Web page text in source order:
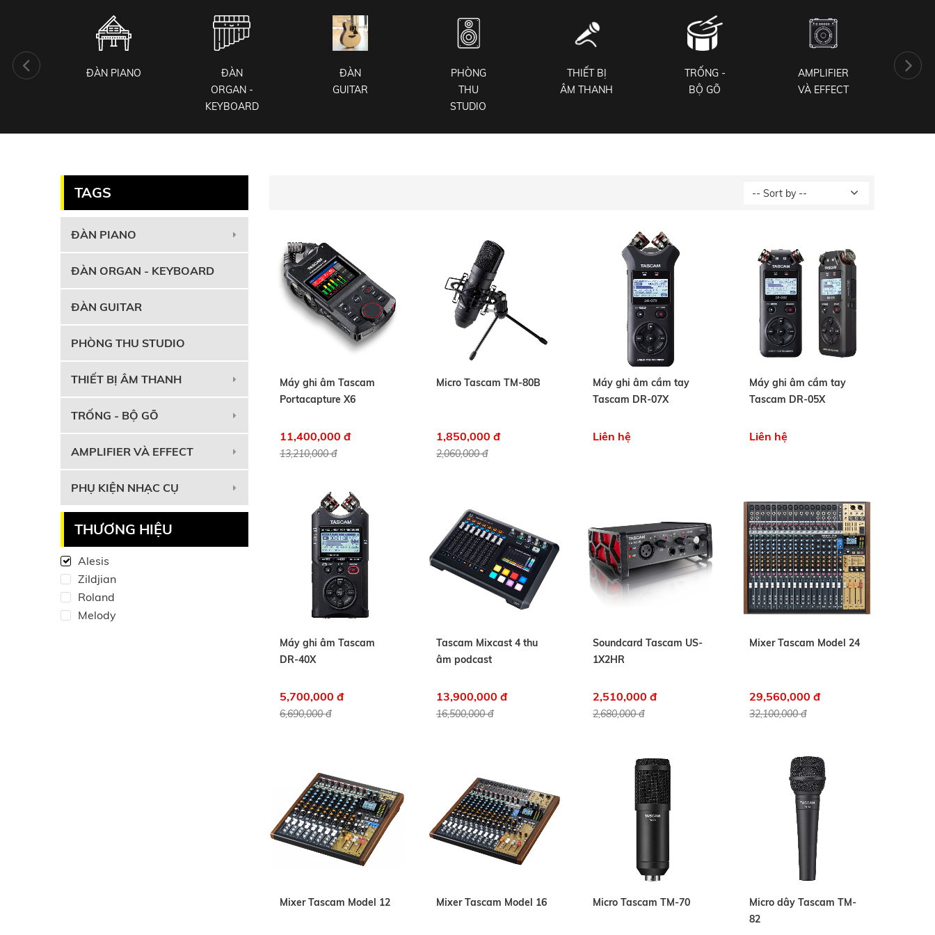
ĐÀN PIANO
ĐÀN
ORGAN -
KEYBOARD
ĐÀN
GUITAR
PHÒNG
THU
STUDIO
THIẾT BỊ
ÂM THANH
TRỐNG -
BỘ GÕ
AMPLIFIER
VÀ EFFECT
TAGS
ĐÀN PIANO
ĐÀN ORGAN - KEYBOARD
ĐÀN GUITAR
PHÒNG THU STUDIO
THIẾT BỊ ÂM THANH
TRỐNG - BỘ GÕ
AMPLIFIER VÀ EFFECT
PHỤ KIỆN NHẠC CỤ
THƯƠNG HIỆU
Alesis
Zildjian
Roland
Melody
Máy ghi âm Tascam
Portacapture X6
11,400,000 đ
13,210,000 đ
Micro Tascam TM-80B
1,850,000 đ
2,060,000 đ
Máy ghi âm cầm tay
Tascam DR-07X
Liên hệ
Máy ghi âm cầm tay
Tascam DR-05X
Liên hệ
Máy ghi âm Tascam
DR-40X
5,700,000 đ
6,690,000 đ
Tascam Mixcast 4 thu
âm podcast
13,900,000 đ
16,500,000 đ
Soundcard Tascam US-
1X2HR
2,510,000 đ
2,680,000 đ
Mixer Tascam Model 24
29,560,000 đ
32,100,000 đ
Mixer Tascam Model 12 Mixer Tascam Model 16 Micro Tascam TM-70
Micro dây Tascam TM-
82